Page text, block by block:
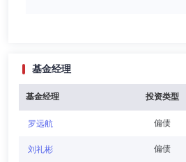
崔春女士：硕士，毕业于清华大学五
处长；嘉实基金管理有限公司固定收
理、董事长。2025年10月加入华泰柏
刘晓冰 任职日期：
基金经理
基金经理 投资类型
罗远航 偏债
刘礼彬 偏债